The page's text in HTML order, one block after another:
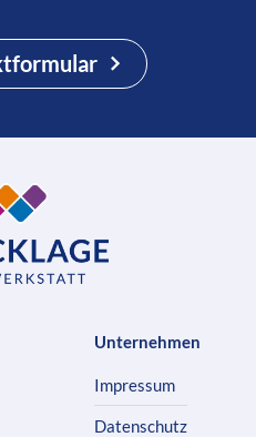
Unternehmen
Impressum
Datenschutz